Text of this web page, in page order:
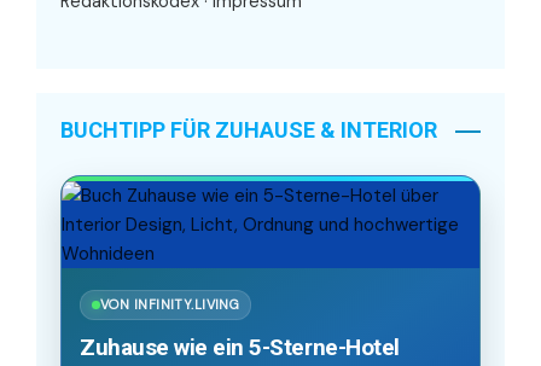
BUCHTIPP FÜR ZUHAUSE & INTERIOR
VON INFINITY.LIVING
Zuhause wie ein 5-Sterne-Hotel